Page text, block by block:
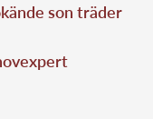
son träder